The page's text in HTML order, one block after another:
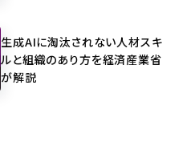
生成AIに淘汰されない人材スキ
ルと組織のあり方を経済産業省
が解説